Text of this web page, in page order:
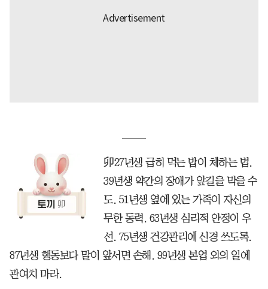
卯27년생 급히 먹는 밥이 체하는 법.
39년생 약간의 장애가 앞길을 막을 수
도. 51년생 옆에 있는 가족이 자신의
무한 동력. 63년생 심리적 안정이 우
선. 75년생 건강관리에 신경 쓰도록.
87년생 행동보다 말이 앞서면 손해. 99년생 본업 외의 일에
관여치 마라.